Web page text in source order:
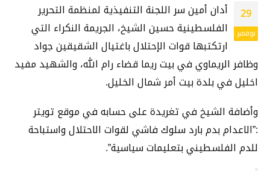
29
نوفمبر
أدان أمين سر اللجنة التنفيذية لمنظمة التحرير
الفلسطينية حسين الشيخ، الجريمة النكراء التي
ارتكتبها قوات الإحتلال باغتيال الشقيقين جواد
وظافر الريماوي في بيت ريما قضاء رام الله، والشهيد مفيد
اخليل في بلدة بيت أمر شمال الخليل.
وأضافة الشيخ في تغريدة على حسابه في موقع تويتر
:”الاعدام بدم بارد سلوك فاشي لقوات الاحتلال واستباحة
للدم الفلسطيني بتعليمات سياسية”.